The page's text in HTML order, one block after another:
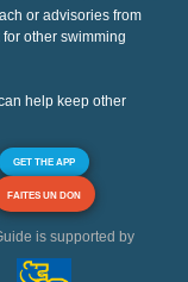
or advisories from
other swimming
help keep other
GET THE APP
FAITES UN DON
is supported by